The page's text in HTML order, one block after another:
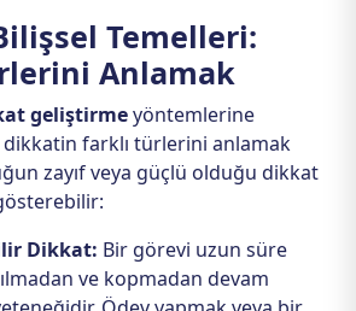
Temelleri:
Anlamak
geliştirmeyöntemlerine
farklı türlerini anlamak
zayıf veya güçlü olduğu dikkat
Dikkat: Bir görevi uzun süre
ve kopmadan devam